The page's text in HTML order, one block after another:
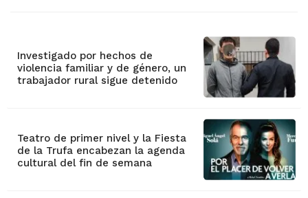
Investigado por hechos de
violencia familiar y de género, un
trabajador rural sigue detenido
Teatro de primer nivel y la Fiesta
de la Trufa encabezan la agenda
cultural del fin de semana